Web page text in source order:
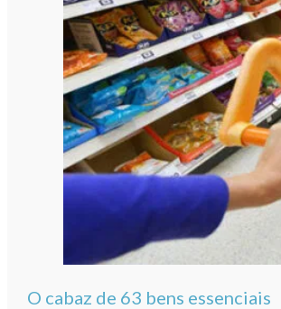
O cabaz de 63 bens essenciais